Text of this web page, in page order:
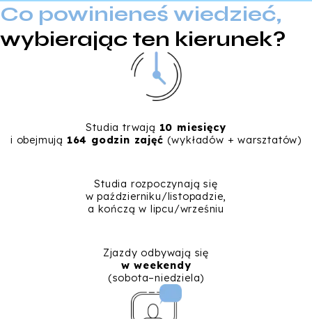
Co powinieneś wiedzieć,
wybierając ten kierunek?
Studia trwają 10 miesięcy
i obejmują 164 godzin zajęć (wykładów + warsztatów)
Studia rozpoczynają się
w październiku/listopadzie,
a kończą w lipcu/wrześniu
Zjazdy odbywają się
w weekendy
(sobota–niedziela)